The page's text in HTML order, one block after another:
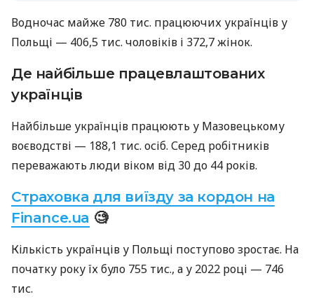
Водночас майже 780 тис. працюючих українців у
Польщі — 406,5 тис. чоловіків і 372,7 жінок.
Де найбільше працевлаштованих
українців
Найбільше українців працюють у Мазовецькому
воєводстві — 188,1 тис. осіб. Серед робітників
переважають люди віком від 30 до 44 років.
Страховка для виїзду за кордон на
Finance.ua 🧐
Кількість українців у Польщі поступово зростає. На
початку року їх було 755 тис., а у 2022 році — 746
тис.